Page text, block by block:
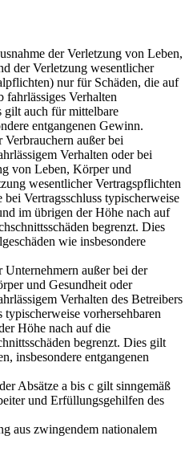
der Verletzung von Leben,
der Verletzung wesentlicher
nur für Schäden, die auf
fahrlässiges Verhalten
gilt auch für mittelbare
entgangenen Gewinn.
außer bei
Verhalten oder bei
von Leben, Körper und
wesentlicher Vertragspflichten
Vertragsschluss typischerweise
im übrigen der Höhe nach auf
begrenzt. Dies
wie insbesondere
außer bei der
und Gesundheit oder
Verhalten des Betreibers
typischerweise vorhersehbaren
Höhe nach auf die
begrenzt. Dies gilt
insbesondere entgangenen
Absätze a bis c gilt sinngemäß
und Erfüllungsgehilfen des
aus zwingendem nationalem